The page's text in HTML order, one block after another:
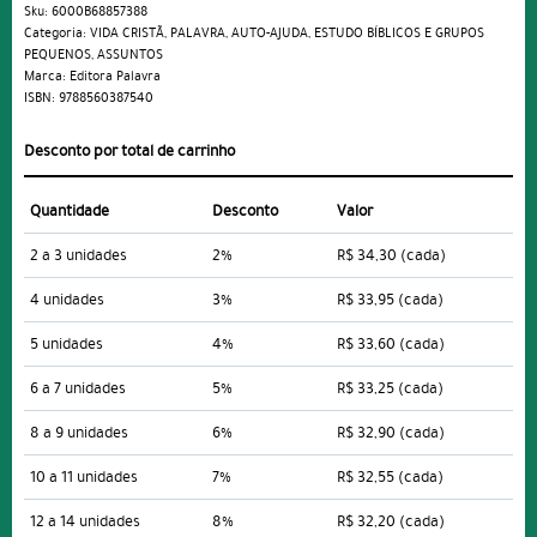
Sku: 6000B68857388
Categoria: VIDA CRISTÃ, PALAVRA,AUTO-AJUDA, ESTUDO BÍBLICOS E GRUPOS
PEQUENOS,ASSUNTOS
Marca: Editora Palavra
ISBN: 9788560387540
Desconto por total de carrinho
Quantidade Desconto
Valor
2 a 3 unidades
2% R$ 34,30 (cada)
4 unidades
3% R$ 33,95 (cada)
5 unidades
4% R$ 33,60 (cada)
6 a 7 unidades
5% R$ 33,25 (cada)
8 a 9 unidades
6% R$ 32,90 (cada)
10 a 11 unidades
7% R$ 32,55 (cada)
12 a 14 unidades
8% R$ 32,20 (cada)